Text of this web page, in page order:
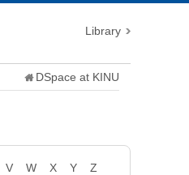
Library
DSpace at KINU
V W X Y
Z